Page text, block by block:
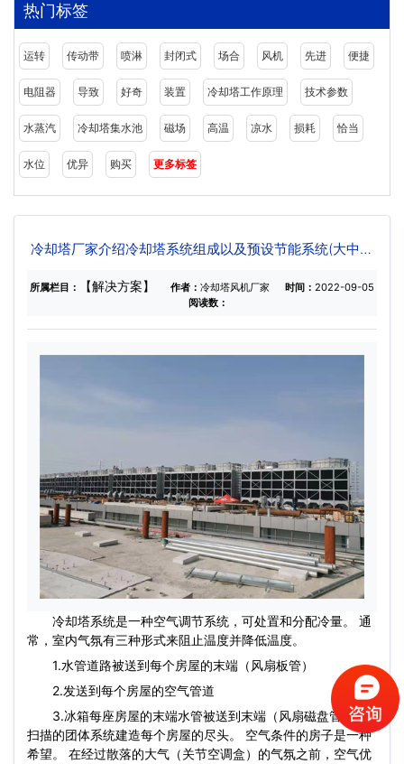
热门标签
运转 传动带 喷淋 封闭式 场合 风机 先进 便捷
电阻器 导致 好奇 装置 冷却塔工作原理 技术参数
水蒸汽 冷却塔集水池 磁场 高温 凉水 损耗 恰当
水位 优异 购买 更多标签
冷却塔厂家介绍冷却塔系统组成以及预设节能系统(大中型
所属栏目： 【解决方案】 作者： 冷却塔风机厂家 时间： 2022-09-05
阅读数：
冷却塔系统是一种空气调节系统，可处置和分配冷量。 通
常，室内气氛有三种形式来阻止温度并降低温度。
1.水管道路被送到每个房屋的末端（风扇板管）
2.发送到每个房屋的空气管道
3.冰箱每座房屋的末端水管被送到末端（风扇磁盘管）半
扫描的团体系统建造每个房屋的尽头。 空气条件的房子是一种
希望。 在经过散落的大气（关节空调盒）的气氛之前，空气优